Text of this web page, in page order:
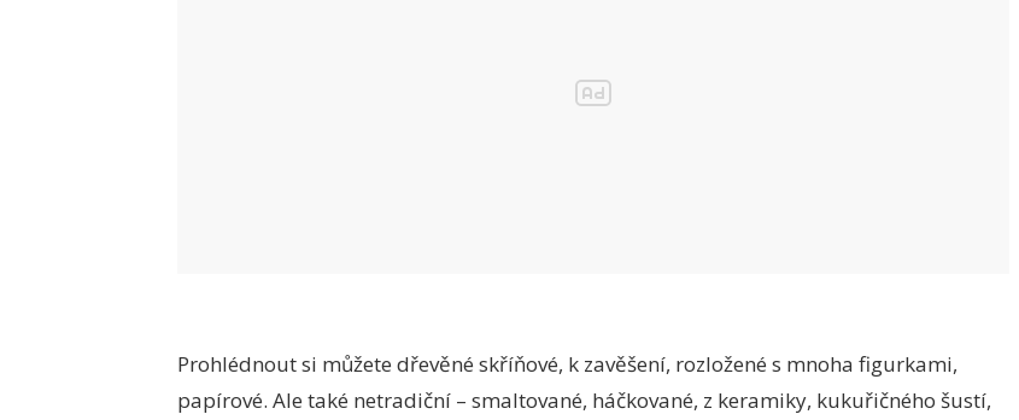
Prohlédnout si můžete dřevěné skříňové, k zavěšení, rozložené s mnoha figurkami,
papírové. Ale také netradiční – smaltované, háčkované, z keramiky, kukuřičného šustí,